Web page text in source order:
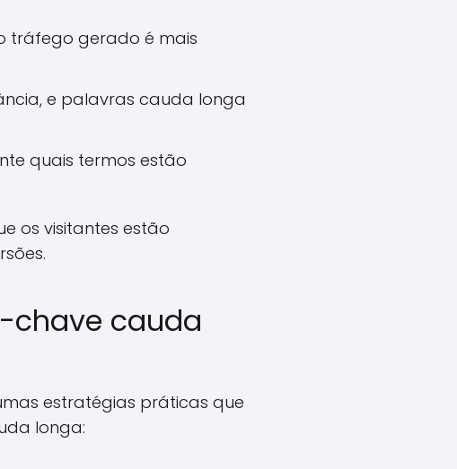
tráfego gerado é mais
e palavras cauda longa
quais termos estão
os visitantes estão
chave cauda
estratégias práticas que
longa: